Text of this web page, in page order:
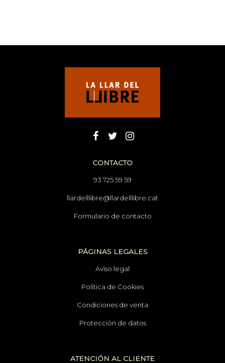
CONTACTO
93 725 59 59
llardelllibre@llardelllibre.cat
Formulario de contacto
PÁGINAS LEGALES
Aviso legal
Política de Cookies
Condiciones de venta
Protección de datos
ATENCIÓN AL CLIENTE